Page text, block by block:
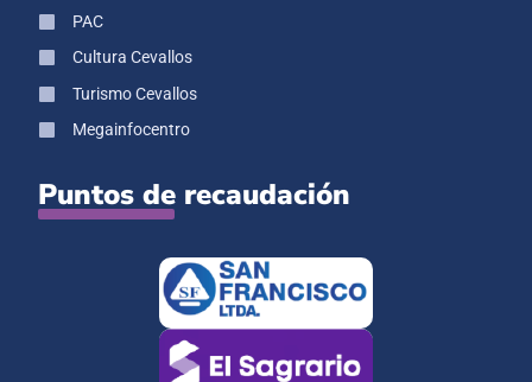
PAC
Cultura Cevallos
Turismo Cevallos
Megainfocentro
Puntos de recaudación